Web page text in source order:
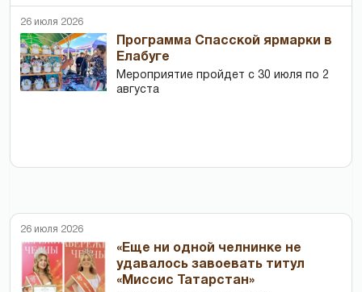
26 июля 2026
Программа Спасской ярмарки в
Елабуге
Мероприятие пройдет с 30 июля по 2
августа
26 июля 2026
«Еще ни одной челнинке не
удавалось завоевать титул
«Миссис Татарстан»